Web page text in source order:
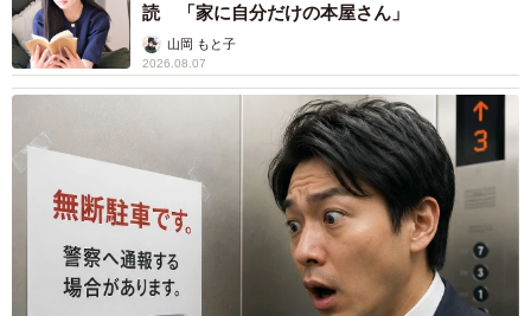
読 「家に自分だけの本屋さん」
山岡 もと子
2026.08.07